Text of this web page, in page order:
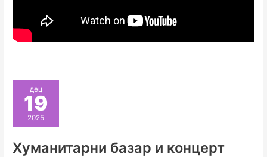
дец
19
2025
Хуманитарни базар и концерт